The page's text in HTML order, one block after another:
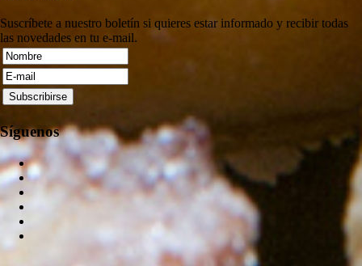
Suscríbete a nuestro boletín si quieres estar informado y recibir todas
las novedades en tu e-mail.
Síguenos